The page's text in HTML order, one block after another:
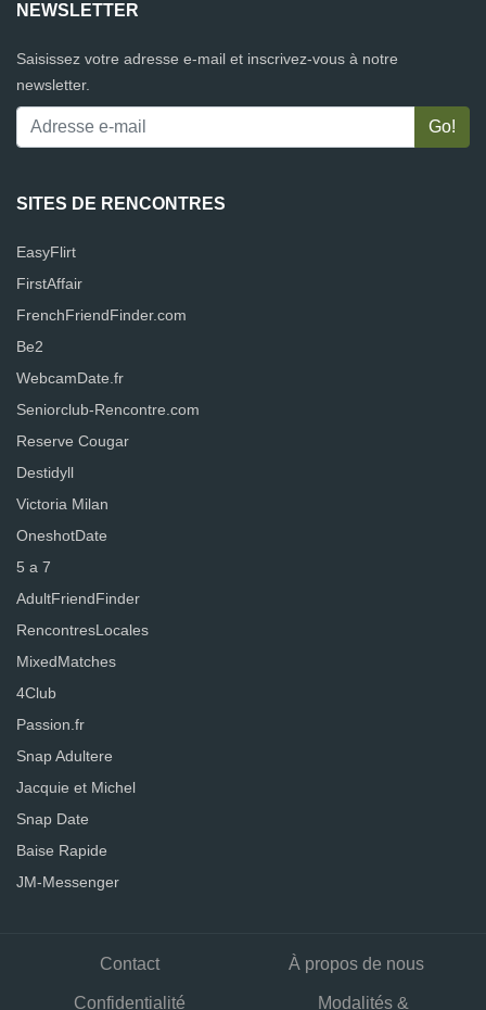
NEWSLETTER
Saisissez votre adresse e-mail et inscrivez-vous à notre
newsletter.
SITES DE RENCONTRES
EasyFlirt
FirstAffair
FrenchFriendFinder.com
Be2
WebcamDate.fr
Seniorclub-Rencontre.com
Reserve Cougar
Destidyll
Victoria Milan
OneshotDate
5 a 7
AdultFriendFinder
RencontresLocales
MixedMatches
4Club
Passion.fr
Snap Adultere
Jacquie et Michel
Snap Date
Baise Rapide
JM-Messenger
Contact À propos de nous
Confidentialité Modalités &